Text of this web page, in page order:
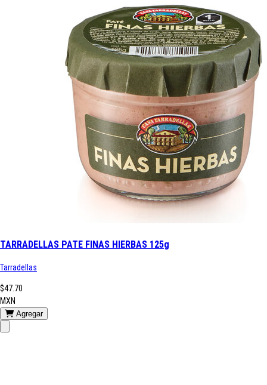
TARRADELLAS PATE FINAS HIERBAS 125g
Tarradellas
$47.70
MXN
Agregar